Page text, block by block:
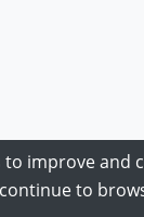
to improve and
to